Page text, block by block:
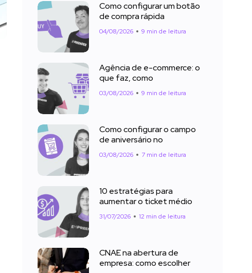
Como configurar um botão
de compra rápida
04/08/2026 9 min de leitura
Agência de e-commerce: o
que faz, como
03/08/2026 9 min de leitura
Como configurar o campo
de aniversário no
03/08/2026 7 min de leitura
10 estratégias para
aumentar o ticket médio
31/07/2026 12 min de leitura
CNAE na abertura de
empresa: como escolher